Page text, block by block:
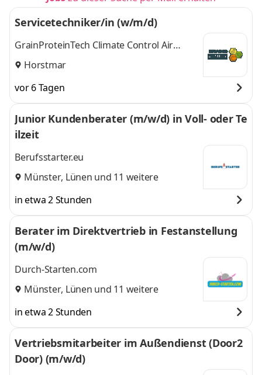
Servicetechniker/in (w/m/d)
GrainProteinTech Climate Control Air
Treatment Germany GmbH
Horstmar
vor 6 Tagen
Junior Kundenberater (m/w/d) in Voll- oder Te
ilzeit
Berufsstarter.eu
Münster, Lünen und 11 weitere
in etwa 2 Stunden
Berater im Direktvertrieb in Festanstellung
(m/w/d)
Durch-Starten.com
Münster, Lünen und 11 weitere
in etwa 2 Stunden
Vertriebsmitarbeiter im Außendienst (Door2
Door) (m/w/d)